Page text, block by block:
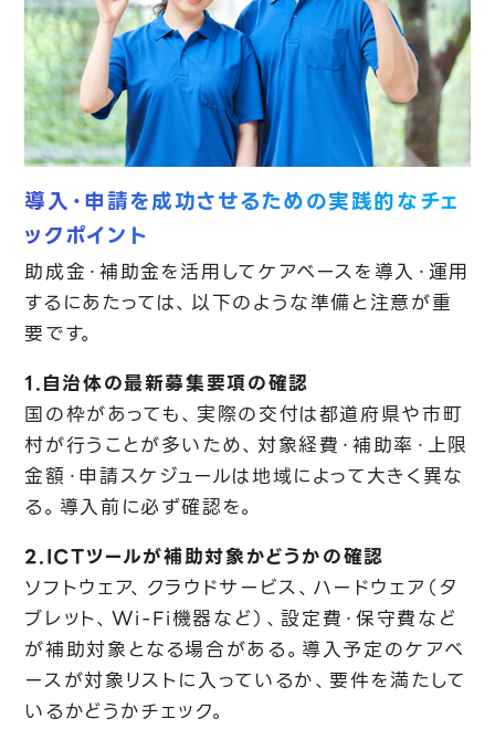
導入・申請を成功させるための実践的なチェ
ックポイント
助成金・補助金を活用してケアベースを導入・運用
するにあたっては、以下のような準備と注意が重
要です。
1.自治体の最新募集要項の確認
国の枠があっても、実際の交付は都道府県や市町
村が行うことが多いため、対象経費・補助率・上限
金額・申請スケジュールは地域によって大きく異な
る。導入前に必ず確認を。
2.ICTツールが補助対象かどうかの確認
ソフトウェア、クラウドサービス、ハードウェア（タ
ブレット、Wi-Fi機器など）、設定費・保守費など
が補助対象となる場合がある。導入予定のケアベ
ースが対象リストに入っているか、要件を満たして
いるかどうかチェック。